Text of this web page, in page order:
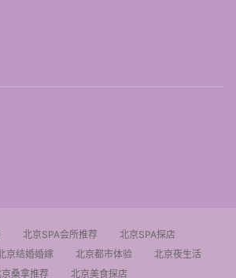
北京SPA会所推荐
北京SPA探店
京结婚婚嫁 北京都市体验
北京夜生活
桑拿推荐
北京美食探店